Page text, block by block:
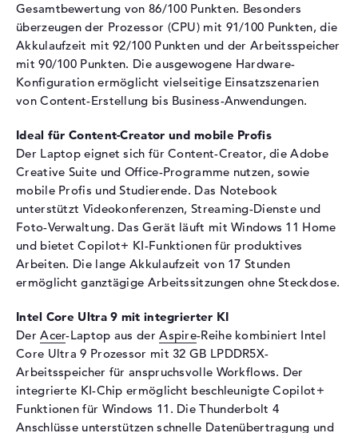
Kartenleser
Unterstützte Flash-
Speicherkarten
microSD
Audio
Webcam
Sensorauflösung
2 MP
Eingabegeräte
Eingabegeräte
Multi-Touch-Trackpad,
Tastatur
Tastatur
Beleuchtet (hintergrund)
Netzwerk
WLAN
802.11a, 802.11ac, 802.11ax,
802.11b, 802.11be, 802.11g,
802.11n
Bluetooth
Bluetooth 5.4
Erweiterung / Konnektivität
Schnittstellen
2 x Thunderbolt 4, 2 x USB 3.2
Gesamtbewertung von 86/100 Punkten. Besonders
überzeugen der Prozessor (CPU) mit 91/100 Punkten, die
Akkulaufzeit mit 92/100 Punkten und der Arbeitsspeicher
mit 90/100 Punkten. Die ausgewogene Hardware-
Konfiguration ermöglicht vielseitige Einsatzszenarien
von Content-Erstellung bis Business-Anwendungen.
Ideal für Content-Creator und mobile Profis
Der Laptop eignet sich für Content-Creator, die Adobe
Creative Suite und Office-Programme nutzen, sowie
mobile Profis und Studierende. Das Notebook
unterstützt Videokonferenzen, Streaming-Dienste und
Foto-Verwaltung. Das Gerät läuft mit Windows 11 Home
und bietet Copilot+ KI-Funktionen für produktives
Arbeiten. Die lange Akkulaufzeit von 17 Stunden
ermöglicht ganztägige Arbeitssitzungen ohne Steckdose.
Intel Core Ultra 9 mit integrierter KI
DerAcer-Laptop aus derAspire-Reihe kombiniert Intel
Core Ultra 9 Prozessor mit 32 GB LPDDR5X-
Arbeitsspeicher für anspruchsvolle Workflows. Der
integrierte KI-Chip ermöglicht beschleunigte Copilot+
Funktionen für Windows 11. Die Thunderbolt 4
Anschlüsse unterstützen schnelle Datenübertragung und